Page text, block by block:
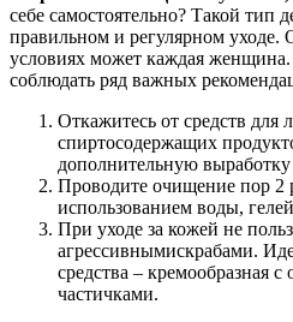
себе самостоятельно? Такой тип
правильном и регулярном уходе.
условиях может каждая
соблюдать ряд важных
Откажитесь от средств для
спиртосодержащих
дополнительную
Проводите очищение пор 2
использованием воды,
При уходе за кожей не
агрессивнымискрабами.
средства – кремообразная
частичками.